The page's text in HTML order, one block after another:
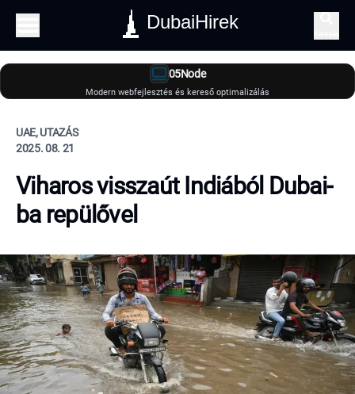
DubaiHirek
05Node
Modern webfejlesztés és kereső optimalizálás
UAE, UTAZÁS
2025. 08. 21
Viharos visszaút Indiából Dubai-
ba repülővel